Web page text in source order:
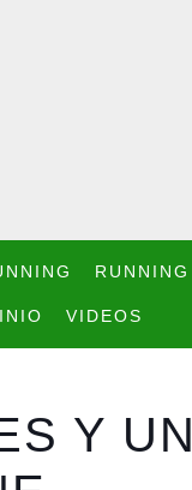
RUNNING
VIDEOS
Y UN